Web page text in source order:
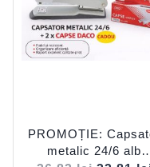
PROMOȚIE:
metalic 24/6 alb